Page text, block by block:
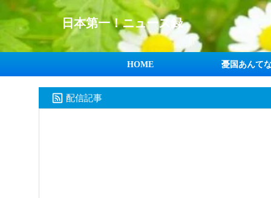
日本第一！ニュース録
HOME 憂国あんて
配信記事